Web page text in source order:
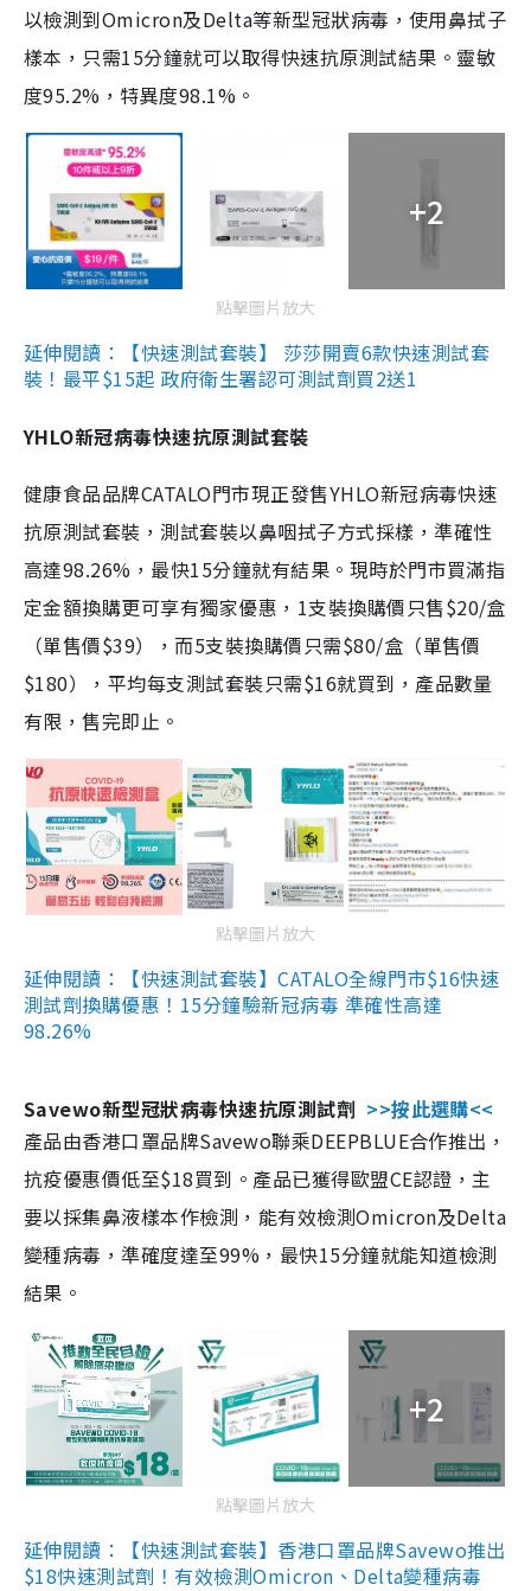
以檢測到Omicron及Delta等新型冠狀病毒，使用鼻拭子
樣本，只需15分鐘就可以取得快速抗原測試結果。靈敏
度95.2%，特異度98.1%。
+2
點擊圖片放大
延伸閱讀：【快速測試套裝】 莎莎開賣6款快速測試套
裝！最平$15起 政府衛生署認可測試劑買2送1
YHLO新冠病毒快速抗原測試套裝
健康食品品牌CATALO門市現正發售YHLO新冠病毒快速
抗原測試套裝，測試套裝以鼻咽拭子方式採樣，準確性
高達98.26%，最快15分鐘就有結果。現時於門市買滿指
定金額換購更可享有獨家優惠，1支裝換購價只售$20/盒
（單售價$39），而5支裝換購價只需$80/盒（單售價
$180），平均每支測試套裝只需$16就買到，產品數量
有限，售完即止。
點擊圖片放大
延伸閱讀：【快速測試套裝】CATALO全線門市$16快速
測試劑換購優惠！15分鐘驗新冠病毒 準確性高達
98.26%
Savewo新型冠狀病毒快速抗原測試劑 >>按此選購<<
產品由香港口罩品牌Savewo聯乘DEEPBLUE合作推出，
抗疫優惠價低至$18買到。產品已獲得歐盟CE認證，主
要以採集鼻液樣本作檢測，能有效檢測Omicron及Delta
變種病毒，準確度達至99%，最快15分鐘就能知道檢測
結果。
+2
點擊圖片放大
延伸閱讀：【快速測試套裝】香港口罩品牌Savewo推出
$18快速測試劑！有效檢測Omicron、Delta變種病毒